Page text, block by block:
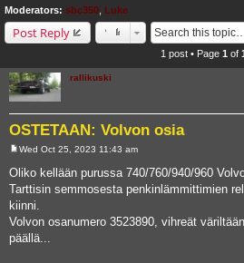
Moderators: sbc350 Luke
Post Reply
1 post • Page 1 of
rallikuski
OSTETAAN: Volvon osia
o
s
t
Wed Oct 25, 2023 11:43 am
Oliko kellään purussa 740/760/940/960
Tarttisin semmosesta penkinlämmittimien
kiinni.
Volvon osanumero 3523890, vihreät
päällä...